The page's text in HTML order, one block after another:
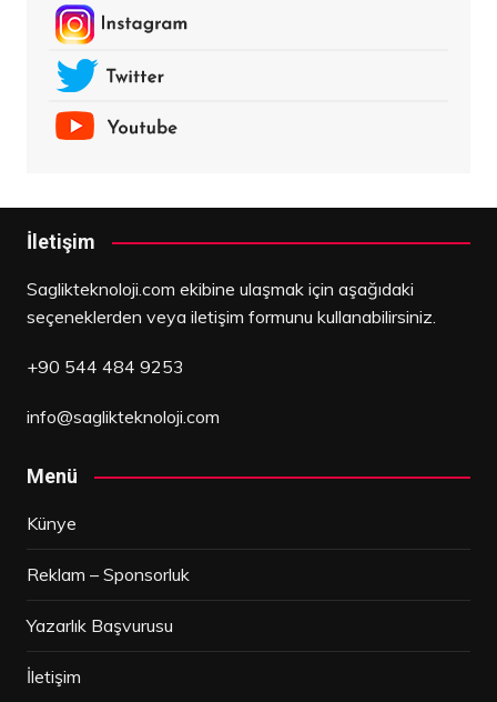
İletişim
Saglikteknoloji.com ekibine ulaşmak için aşağıdaki
seçeneklerden veya iletişim formunu kullanabilirsiniz.
+90 544 484 9253
info@saglikteknoloji.com
Menü
Künye
Reklam – Sponsorluk
Yazarlık Başvurusu
İletişim